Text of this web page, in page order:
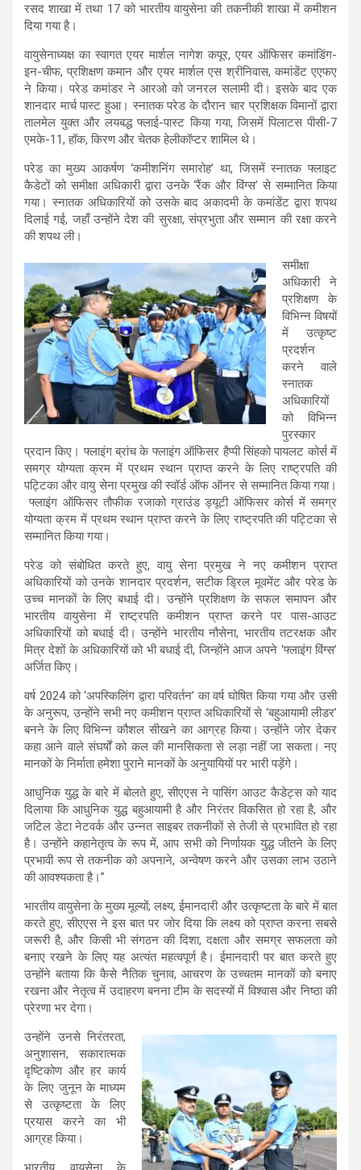
रसद शाखा में तथा 17 को भारतीय वायुसेना की तकनीकी शाखा में कमीशन
दिया गया है।
वायुसेनाध्यक्ष का स्वागत एयर मार्शल नागेश कपूर, एयर ऑफिसर कमांडिंग-
इन-चीफ, प्रशिक्षण कमान और एयर मार्शल एस श्रीनिवास, कमांडेंट एएफए
ने किया। परेड कमांडर ने आरओ को जनरल सलामी दी। इसके बाद एक
शानदार मार्च पास्ट हुआ। स्नातक परेड के दौरान चार प्रशिक्षक विमानों द्वारा
तालमेल युक्त और लयबद्ध फ्लाई-पास्ट किया गया, जिसमें पिलाटस पीसी-7
एमके-11, हॉक, किरण और चेतक हेलीकॉप्टर शामिल थे।
परेड का मुख्य आकर्षण ‘कमीशनिंग समारोह’ था, जिसमें स्नातक फ्लाइट
कैडेटों को समीक्षा अधिकारी द्वारा उनके ‘रैंक और विंग्स’ से सम्मानित किया
गया। स्नातक अधिकारियों को उसके बाद अकादमी के कमांडेंट द्वारा शपथ
दिलाई गई, जहाँ उन्होंने देश की सुरक्षा, संप्रभुता और सम्मान की रक्षा करने
की शपथ ली।
समीक्षा
अधिकारी ने
प्रशिक्षण के
विभिन्न विषयों
में उत्कृष्ट
प्रदर्शन
करने वाले
स्नातक
अधिकारियों
को विभिन्न
पुरस्कार
प्रदान किए। फ्लाइंग ब्रांच के फ्लाइंग ऑफिसर हैप्पी सिंहको पायलट कोर्स में
समग्र योग्यता क्रम में प्रथम स्थान प्राप्त करने के लिए राष्ट्रपति की
पट्टिका और वायु सेना प्रमुख की स्वॉर्ड ऑफ ऑनर से सम्मानित किया गया।
फ्लाइंग ऑफिसर तौफीक रजाको ग्राउंड ड्यूटी ऑफिसर कोर्स में समग्र
योग्यता क्रम में प्रथम स्थान प्राप्त करने के लिए राष्ट्रपति की पट्टिका से
सम्मानित किया गया।
परेड को संबोधित करते हुए, वायु सेना प्रमुख ने नए कमीशन प्राप्त
अधिकारियों को उनके शानदार प्रदर्शन, सटीक ड्रिल मूवमेंट और परेड के
उच्च मानकों के लिए बधाई दी। उन्होंने प्रशिक्षण के सफल समापन और
भारतीय वायुसेना में राष्ट्रपति कमीशन प्राप्त करने पर पास-आउट
अधिकारियों को बधाई दी। उन्होंने भारतीय नौसेना, भारतीय तटरक्षक और
मित्र देशों के अधिकारियों को भी बधाई दी, जिन्होंने आज अपने ‘फ्लाइंग विंग्स’
अर्जित किए।
वर्ष 2024 को ‘अपस्किलिंग द्वारा परिवर्तन’ का वर्ष घोषित किया गया और उसी
के अनुरूप, उन्होंने सभी नए कमीशन प्राप्त अधिकारियों से ‘बहुआयामी लीडर’
बनने के लिए विभिन्न कौशल सीखने का आग्रह किया। उन्होंने जोर देकर
कहा आने वाले संघर्षों को कल की मानसिकता से लड़ा नहीं जा सकता। नए
मानकों के निर्माता हमेशा पुराने मानकों के अनुयायियों पर भारी पड़ेंगे।
आधुनिक युद्ध के बारे में बोलते हुए, सीएएस ने पासिंग आउट कैडेट्स को याद
दिलाया कि आधुनिक युद्ध बहुआयामी है और निरंतर विकसित हो रहा है, और
जटिल डेटा नेटवर्क और उन्नत साइबर तकनीकों से तेजी से प्रभावित हो रहा
है। उन्होंने कहानेतृत्व के रूप में, आप सभी को निर्णायक युद्ध जीतने के लिए
प्रभावी रूप से तकनीक को अपनाने, अन्वेषण करने और उसका लाभ उठाने
की आवश्यकता है।”
भारतीय वायुसेना के मुख्य मूल्यों; लक्ष्य, ईमानदारी और उत्कृष्टता के बारे में बात
करते हुए, सीएएस ने इस बात पर जोर दिया कि लक्ष्य को प्राप्त करना सबसे
जरूरी है, और किसी भी संगठन की दिशा, दक्षता और समग्र सफलता को
बनाए रखने के लिए यह अत्यंत महत्वपूर्ण है। ईमानदारी पर बात करते हुए
उन्होंने बताया कि कैसे नैतिक चुनाव, आचरण के उच्चतम मानकों को बनाए
रखना और नेतृत्व में उदाहरण बनना टीम के सदस्यों में विश्वास और निष्ठा की
प्रेरणा भर देगा।
उन्होंने उनसे निरंतरता,
अनुशासन, सकारात्मक
दृष्टिकोण और हर कार्य
के लिए जुनून के माध्यम
से उत्कृष्टता के लिए
प्रयास करने का भी
आग्रह किया।